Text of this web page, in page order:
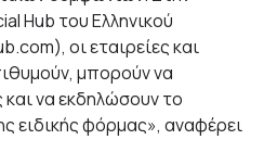
Hub του Ελληνικού
οι εταιρείες και
μπορούν να
να εκδηλώσουν το
ειδικής φόρμας», αναφέρει